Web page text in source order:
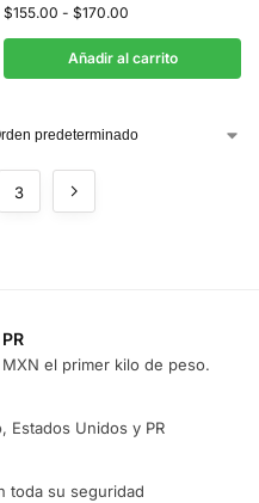
$155.00 - $170.00
Añadir al carrito
3
el primer kilo de peso.
Estados Unidos y PR
toda su seguridad